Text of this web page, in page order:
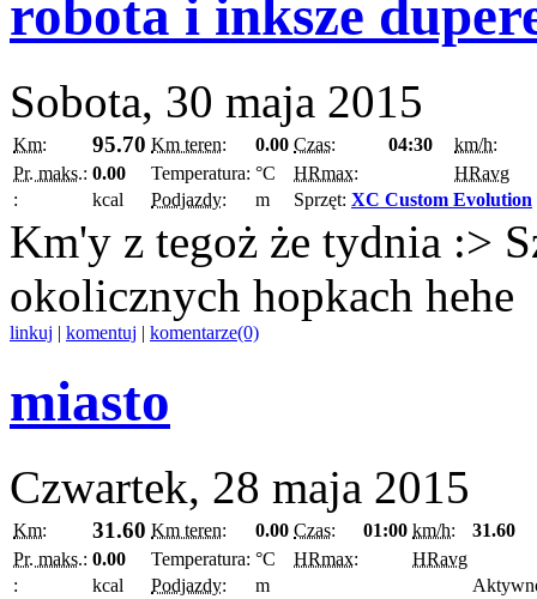
robota i inksze
Sobota, 30 maja 2015
Km: 95.70 Km teren: 0.00 Czas: 04:30
km/h:
Pr. maks.: 0.00 Temperatura: °C HRmax:
HRavg
:
kcal Podjazdy: m Sprzęt: XC Custom Evolution
Km'y z tegoż że tydnia :>
okolicznych hopkach hehe
linkuj | komentuj | komentarze(0)
miasto
Czwartek, 28 maja 2015
Km: 31.60 Km teren: 0.00 Czas: 01:00 km/h:
31.60
Pr. maks.: 0.00 Temperatura: °C HRmax:
HRavg
:
kcal Podjazdy: m